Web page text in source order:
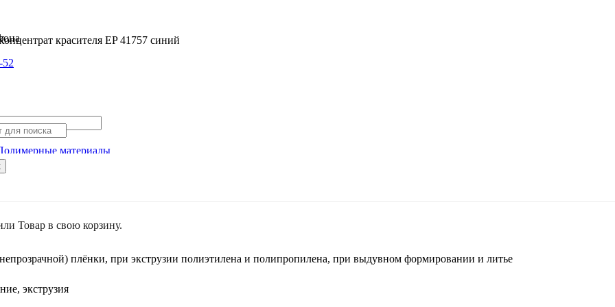
52
Товар в свою корзину.
красителя EP 41757 синий
материалы
плёнки, при экструзии полиэтилена и полипропилена, при выдувном формировании и литье
экструзия